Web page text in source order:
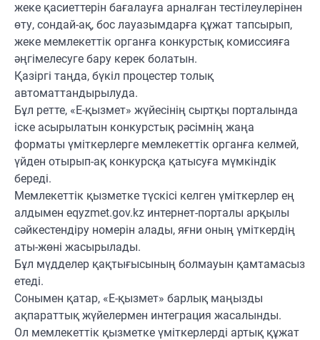
жеке қасиеттерін бағалауға арналған тестілеулерінен
өту, сондай-ақ, бос лауазымдарға құжат тапсырып,
жеке мемлекеттік органға конкурстық комиссияға
әңгімелесуге бару керек болатын.
Қазіргі таңда, бүкіл процестер толық
автоматтандырылуда.
Бұл ретте, «Е-қызмет» жүйесінің сыртқы порталында
іске асырылатын конкурстық рәсімнің жаңа
форматы үміткерлерге мемлекеттік органға келмей,
үйден отырып-ақ конкурсқа қатысуға мүмкіндік
береді.
Мемлекеттік қызметке түскісі келген үміткерлер ең
алдымен eqyzmet.gov.kz интернет-порталы арқылы
сәйкестендіру номерін алады, яғни оның үміткердің
аты-жөні жасырылады.
Бұл мүдделер қақтығысының болмауын қамтамасыз
етеді.
Сонымен қатар, «Е-қызмет» барлық маңызды
ақпараттық жүйелермен интеграция жасалынды.
Ол мемлекеттік қызметке үміткерлерді артық құжат